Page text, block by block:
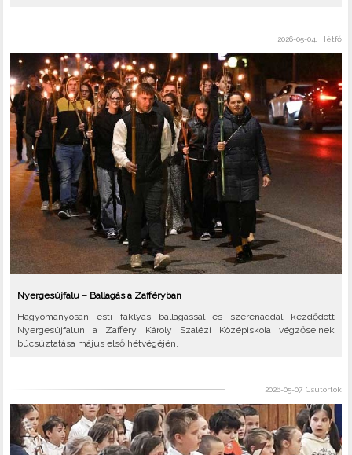
2026-05-04, Hétfő
Nyergesújfalu – Ballagás a Zafféryban
Hagyományosan esti fáklyás ballagással és szerenáddal kezdődött
Nyergesújfalun a Zafféry Károly Szalézi Középiskola végzőseinek
búcsúztatása május első hétvégéjén.
2026-05-07, Csütörtök